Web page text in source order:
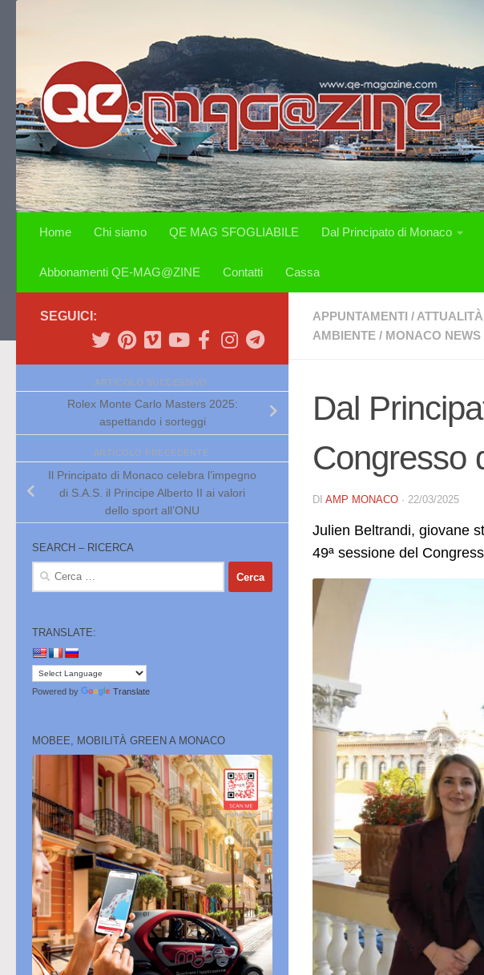
Home Chi siamo QE MAG SFOGLIABILE Dal Principato di Monaco
Abbonamenti QE-MAG@ZINE Contatti Cassa
APPUNTAMENTI / ATTUALITÀ
AMBIENTE / MONACO NEWS
Dal
Congresso
DI AMP MONACO · 22/03/2025
Julien Beltrandi, giovane
49ª sessione del
SEGUICI:
ARTICOLO SUCCESSIVO
Rolex Monte Carlo Masters 2025:
aspettando i sorteggi
ARTICOLO PRECEDENTE
Il Principato di Monaco celebra l’impegno
di S.A.S. il Principe Alberto II ai valori
dello sport all’ONU
SEARCH – RICERCA
Ricerca
TRANSLATE:
Powered by Translate
MOBEE, MOBILITÀ GREEN A MONACO